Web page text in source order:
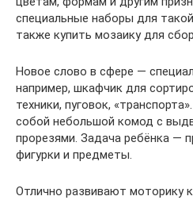
специальные наборы для
также купить мозаику для
Новое слово в сфере —
например, шкафчик для
техники, пуговок,
собой небольшой комод с
прорезями. Задача ребёнка —
фигурки и предметы.
Отлично развивают моторику